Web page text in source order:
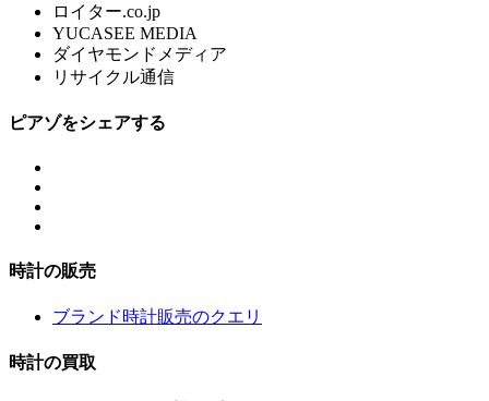
ロイター.co.jp
YUCASEE MEDIA
ダイヤモンドメディア
リサイクル通信
ピアゾをシェアする
時計の販売
ブランド時計販売のクエリ
時計の買取